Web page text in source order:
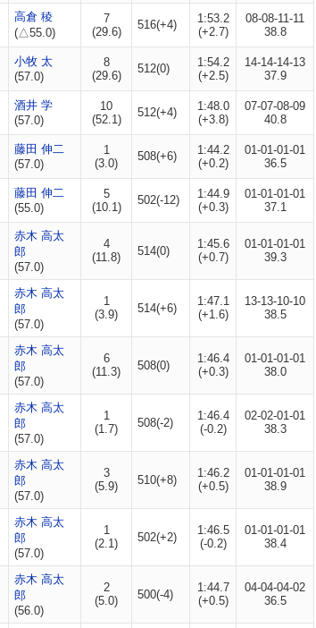
高倉 稜
(△55.0)
7
(29.6)
516(+4)
1:53.2
(+2.7)
08-08-11-11
38.8
小牧 太
(57.0)
8
(29.6)
512(0)
1:54.2
(+2.5)
14-14-14-13
37.9
酒井 学
(57.0)
10
(52.1)
512(+4)
1:48.0
(+3.8)
07-07-08-09
40.8
藤田 伸二
(57.0)
1
(3.0)
508(+6)
1:44.2
(+0.2)
01-01-01-01
36.5
藤田 伸二
(55.0)
5
(10.1)
502(-12)
1:44.9
(+0.3)
01-01-01-01
37.1
赤木 高太
郎
(57.0)
4
(11.8)
514(0)
1:45.6
(+0.7)
01-01-01-01
39.3
赤木 高太
郎
(57.0)
1
(3.9)
514(+6)
1:47.1
(+1.6)
13-13-10-10
38.5
赤木 高太
郎
(57.0)
6
(11.3)
508(0)
1:46.4
(+0.3)
01-01-01-01
38.0
赤木 高太
郎
(57.0)
1
(1.7)
508(-2)
1:46.4
(-0.2)
02-02-01-01
38.3
赤木 高太
郎
(57.0)
3
(5.9)
510(+8)
1:46.2
(+0.5)
01-01-01-01
38.9
赤木 高太
郎
(57.0)
1
(2.1)
502(+2)
1:46.5
(-0.2)
01-01-01-01
38.4
赤木 高太
郎
(56.0)
2
(5.0)
500(-4)
1:44.7
(+0.5)
04-04-04-02
36.5